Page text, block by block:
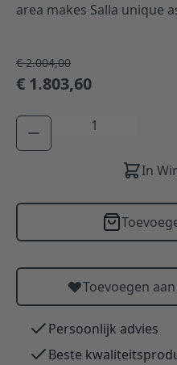
area makes Salla unique
€ 2.004,00
€ 1.803,60
Aantal
In
Toevoegen
Persoonlijk advies
Beste